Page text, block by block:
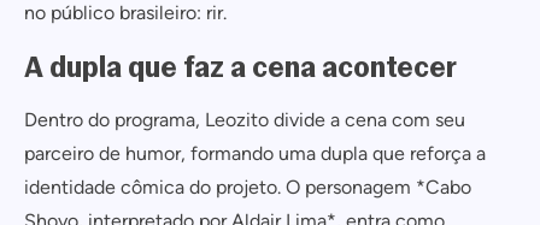
no público brasileiro: rir.
A dupla que faz a cena acontecer
Dentro do programa, Leozito divide a cena com seu
parceiro de humor, formando uma dupla que reforça a
identidade cômica do projeto. O personagem *Cabo